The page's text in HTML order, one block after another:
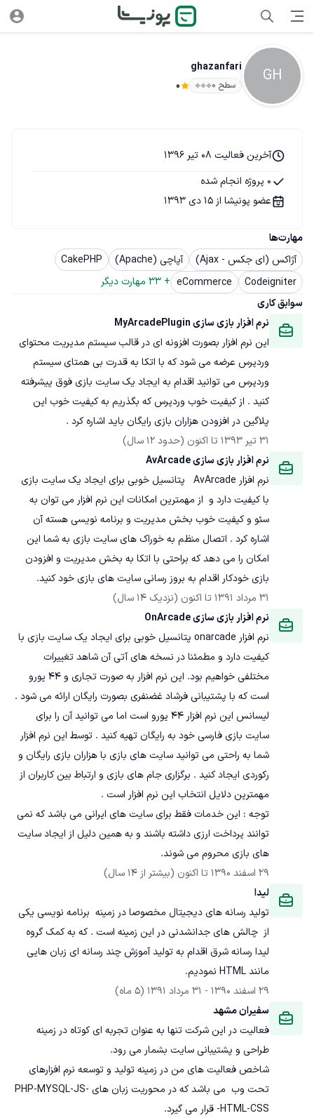
GH
ghazanfari
سطح ۰ 0
مهارت‌ها
آژاکس (ای جکس - Ajax)
آپاچی (Apache)
CakePHP
Codeigniter
eCommerce
+
33 مهارت دیگر
سوابق کاری
نرم افزار بازی سازی MyArcadePlugin
این نرم افزار بصورت افزونه ای در قالب سیستم مدیریت محتوای
وردپرس عرضه می شود که با اتکا به قدرت بی همتای سیستم
وردپرس می توانید اقدام به ایجاد یک سایت بازی فوق پیشرفته
کنید . از کیفیت خوب وردپرس که بگذریم به کیفیت خوب این
پلاگین در افزودن هزاران بازی رایگان باید اشاره کرد .
31 تیر 1393
تا اکنون (حدود 12 سال)
نرم افزار بازی سازی AvArcade
نرم افزار AvArcade   پتانسیل خوبی برای ایجاد یک سایت بازی
با کیفیت دارد و  از مهمترین امکانات این نرم افزار می توان به
سئو و کیفیت خوب بخش مدیریت و برنامه نویسی هسته آن
اشاره کرد . اتصال منظم به خوراک های سایت بازی به شما این
امکان را می دهد که براحتی با اتکا به بخش مدیریت و افزودن
بازی خودکار اقدام به بروز رسانی سایت های بازی خود کنید.
31 مرداد 1391
تا اکنون (نزدیک 14 سال)
نرم افزار بازی سازی OnArcade
نرم افزار onarcade پتانسیل خوبی برای ایجاد یک سایت بازی با
کیفیت دارد و مطمئنا در نسخه های آتی آن شاهد تغییرات
مختلفی خواهیم بود. این نرم افزار به صورت تجاری و 44 یورو
است که با پشتیبانی فرشاد غضنفری بصورت رایگان ارائه می شود .
لیسانس این نرم افزار 44 یورو است اما می توانید آن را برای
سایت بازی فارسی خود به رایگان تهیه کنید . توسط این نرم افزار
شما به راحتی می توانید سایت های بازی با هزاران بازی رایگان و
رکوردی ایجاد کنید . برگزاری جام های بازی و ارتباط بین کاربران از
توجه : این خدمات فقط برای سایت های ایرانی می باشد که نمی
توانند پرداخت ارزی داشته باشند و به همین دلیل از ایجاد سایت
های بازی محروم می شوند.
29 اسفند 1390
تا اکنون (بیشتر از 14 سال)
لیدا
تولید رسانه های دیجیتال مخصوصا در زمینه  برنامه نویسی یکی
از  چالش های جدانشدنی در این زمینه است . که به کمک گروه
لیدا رسانه شرق اقدام به تولید آموزش چند رسانه ای زبان هایی
مانند HTML نمودیم.
29 اسفند 1390
- 31 مرداد 1391
(5 ماه)
سفیران مشهد
فعالیت در این شرکت تنها به عنوان تجربه ای کوتاه در زمینه
شاخص فعالیت های من در زمینه تولید و توسعه نرم افزارهای
تحت وب  می باشد که در محوریت زبان های PHP-MYSQL-JS-
HTML-CSS- قرار می گیرد.
آخرین فعالیت 08 تیر 1396
0 پروژه انجام شده
عضو پونیشا از 15 دی 1393